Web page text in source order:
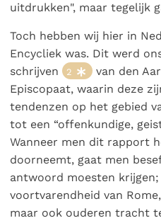
uitdrukken", maar tegelijk
Toch hebben wij hier in
Encycliek was. Dit werd
schrijven
2
van den
Episcopaat, waarin deze
tendenzen op het gebied
tot een “offenkundige,
Wanneer men dit rapport
doorneemt, gaat men
antwoord moesten
voortvarendheid van
maar ook ouderen tracht